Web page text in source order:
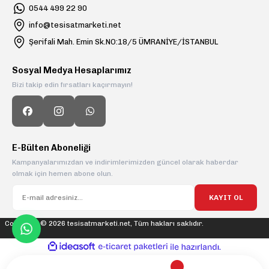
0544 499 22 90
info@tesisatmarketi.net
Şerifali Mah. Emin Sk.NO:18/5 ÜMRANİYE/İSTANBUL
Sosyal Medya Hesaplarımız
Bizi takip edin fırsatları kaçırmayın!
E-Bülten Aboneliği
Kampanyalarımızdan ve indirimlerimizden güncel olarak haberdar
olmak için hemen abone olun.
KAYIT OL
Copyright © 2026 tesisatmarketi.net, Tüm hakları saklıdır.
ideasoft
e-
paketleri